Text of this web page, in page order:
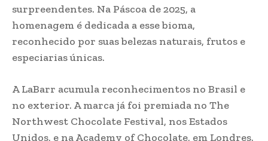
surpreendentes. Na Páscoa de 2025, a
homenagem é dedicada a esse bioma,
reconhecido por suas belezas naturais, frutos e
especiarias únicas.
A LaBarr acumula reconhecimentos no Brasil e
no exterior. A marca já foi premiada no The
Northwest Chocolate Festival, nos Estados
Unidos, e na Academy of Chocolate, em Londres.